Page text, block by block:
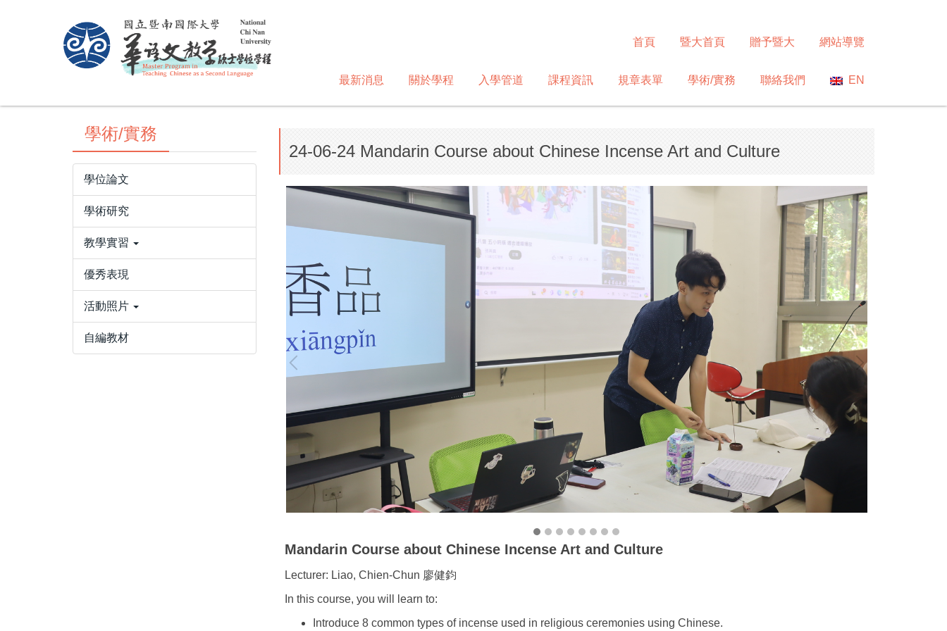
首頁 暨大首頁 贈予暨大 網站導覽
最新消息 關於學程 入學管道 課程資訊 規章表單 學術/實務 聯絡我們 EN
學術/實務
學位論文
學術研究
教學實習
優秀表現
活動照片
自編教材
24-06-24 Mandarin Course about Chinese Incense Art and Culture
Mandarin Course about Chinese Incense Art and Culture
Lecturer: Liao, Chien-Chun 廖健鈞
In this course, you will learn to:
Introduce 8 common types of incense used in religious ceremonies using Chinese.